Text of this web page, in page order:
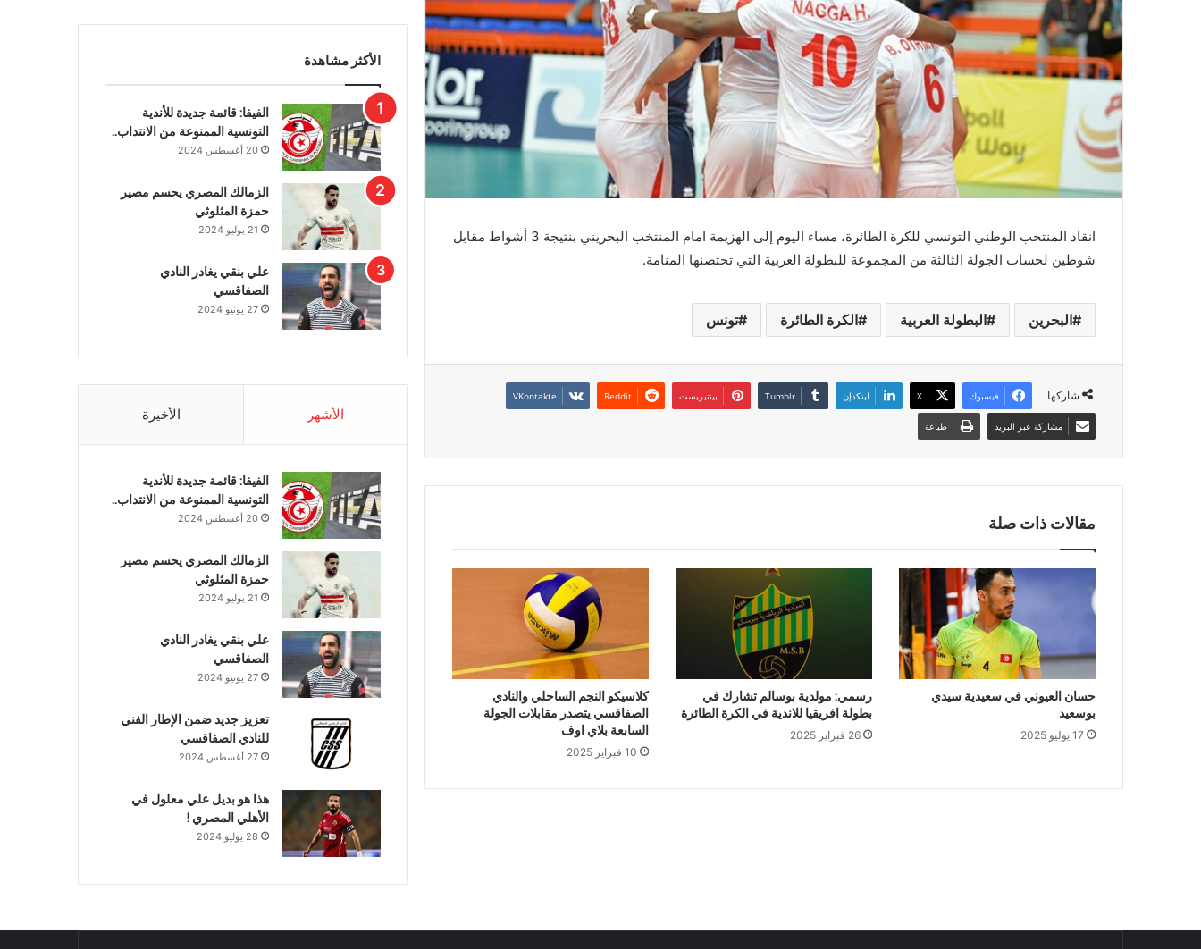
انقاد المنتخب الوطني التونسي للكرة الطائرة، مساء اليوم إلى الهزيمة امام المنتخب البحريني بنتيجة 3 أشواط مقابل
شوطين لحساب الجولة الثالثة من المجموعة للبطولة العربية التي تحتصنها المنامة.
البحرين البطولة العربية الكرة الطائرة تونس
شاركها فيسبوك ‫X لينكدإن بينتيريست
مشاركة عبر البريد طباعة
مقالات ذات صلة
حسان العيوني في سعيدية سيدي
بوسعيد
17 يوليو 2025
رسمي: مولدية بوسالم تشارك في
بطولة افريقيا للاندية في الكرة الطائرة
26 فبراير 2025
كلاسيكو النجم الساحلي والنادي
الصفاقسي يتصدر مقابلات الجولة
السابعة بلاي اوف
10 فبراير 2025
الأكثر مشاهدة
الفيفا: قائمة جديدة للأندية
التونسية الممنوعة من الانتداب..
20 أغسطس 2024
الزمالك المصري يحسم مصير
حمزة المثلوثي
21 يوليو 2024
علي بنقي يغادر النادي
الصفاقسي
27 يونيو 2024
الأشهر الأخيرة
الفيفا: قائمة جديدة للأندية
التونسية الممنوعة من الانتداب..
20 أغسطس 2024
الزمالك المصري يحسم مصير
حمزة المثلوثي
21 يوليو 2024
علي بنقي يغادر النادي
الصفاقسي
27 يونيو 2024
تعزيز جديد ضمن الإطار الفني
للنادي الصفاقسي
27 أغسطس 2024
هذا هو بديل علي معلول في
الأهلي المصري !
28 يوليو 2024